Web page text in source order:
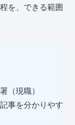
を、できる範囲
（現職）
事を分かりやす